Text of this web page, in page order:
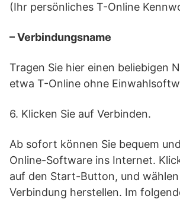
(Ihr persönliches T-Online
– Verbindungsname
Tragen Sie hier einen beliebigen
etwa T-Online ohne
6. Klicken Sie auf Verbinden.
Ab sofort können Sie bequem
Online-Software ins Internet.
auf den Start-Button, und wählen
Verbindung herstellen. Im